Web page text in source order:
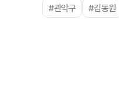
#관악구 #김동원